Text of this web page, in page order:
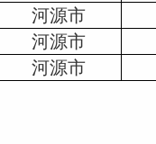
河源市
河源市
河源市